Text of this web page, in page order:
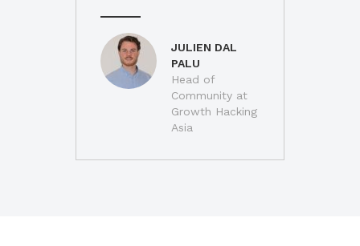
JULIEN DAL
PALU
Head of
Community at
Growth Hacking
Asia